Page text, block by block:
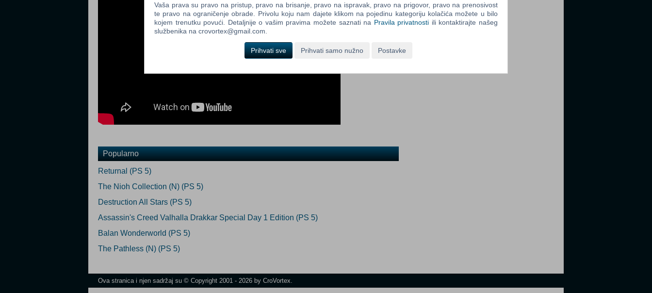
Popularno
Returnal (PS 5)
The Nioh Collection (N) (PS 5)
Destruction All Stars (PS 5)
Assassin's Creed Valhalla Drakkar Special Day 1 Edition (PS 5)
Balan Wonderworld (PS 5)
The Pathless (N) (PS 5)
Control
Ova stranica i njen sadržaj su © Copyright 2001 - 2026 by CroVortex.
Vaša prava su pravo na pristup, pravo na brisanje, pravo na ispravak, pravo na prigovor, pravo na prenosivost
te pravo na ograničenje obrade. Privolu koju nam dajete klikom na pojedinu kategoriju kolačića možete u bilo
kojem trenutku povući. Detaljnije o vašim pravima možete saznati na Pravila privatnosti ili kontaktirajte našeg
službenika na crovortex@gmail.com.
Prihvati sve Prihvati samo nužno Postavke